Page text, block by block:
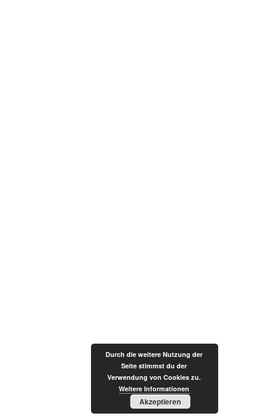
Durch die weitere Nutzung der
Seite stimmst du der
Verwendung von Cookies zu.
Weitere Informationen
Akzeptieren